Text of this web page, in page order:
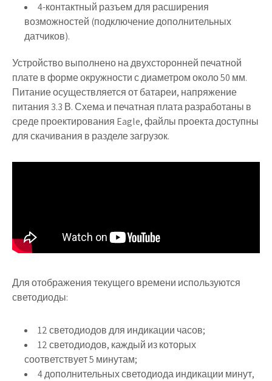
4-контактный разъем для расширения
возможностей (подключение дополнительных
датчиков).
Устройство выполнено на двухсторонней печатной
плате в форме окружности с диаметром около 50 мм.
Питание осуществляется от батареи, напряжение
питания 3.3 В. Схема и печатная плата разработаны в
среде проектирования Eagle, файлы проекта доступны
для скачивания в разделе загрузок.
Для отображения текущего времени используются
светодиоды:
12 светодиодов для индикации часов;
12 светодиодов, каждый из которых
соответствует 5 минутам;
4 дополнительных светодиода индикации минут,